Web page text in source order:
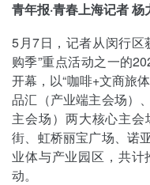
青年报·青春上海记者 杨
5月7日，记者从闵行区
购季”重点活动之一的
开幕，以“咖啡+文商旅
品汇（产业端主会场）
主会场）两大核心主
街、虹桥丽宝广场、诺
业体与产业园区，共
动。